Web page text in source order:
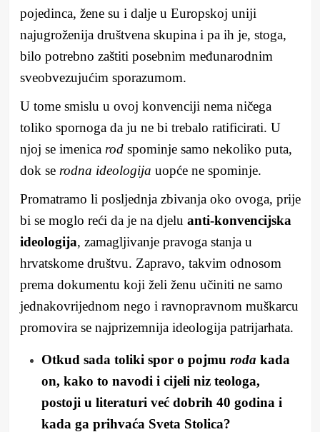
pojedinca, žene su i dalje u Europskoj uniji
najugroženija društvena skupina i pa ih je, stoga,
bilo potrebno zaštiti posebnim međunarodnim
sveobvezujućim sporazumom.
U tome smislu u ovoj konvenciji nema ničega
toliko spornoga da ju ne bi trebalo ratificirati. U
njoj se imenica rod spominje samo nekoliko puta,
dok se rodna ideologija uopće ne spominje.
Promatramo li posljednja zbivanja oko ovoga, prije
bi se moglo reći da je na djelu anti-konvencijska
ideologija, zamagljivanje pravoga stanja u
hrvatskome društvu. Zapravo, takvim odnosom
prema dokumentu koji želi ženu učiniti ne samo
jednakovrijednom nego i ravnopravnom muškarcu
promovira se najprizemnija ideologija patrijarhata.
Otkud sada toliki spor o pojmu roda kada
on, kako to navodi i cijeli niz teologa,
postoji u literaturi već dobrih 40 godina i
kada ga prihvaća Sveta Stolica?